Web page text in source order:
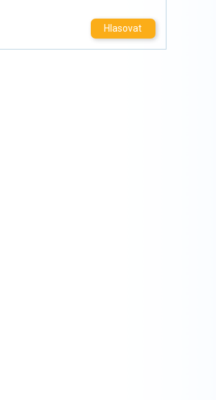
Hlasovat